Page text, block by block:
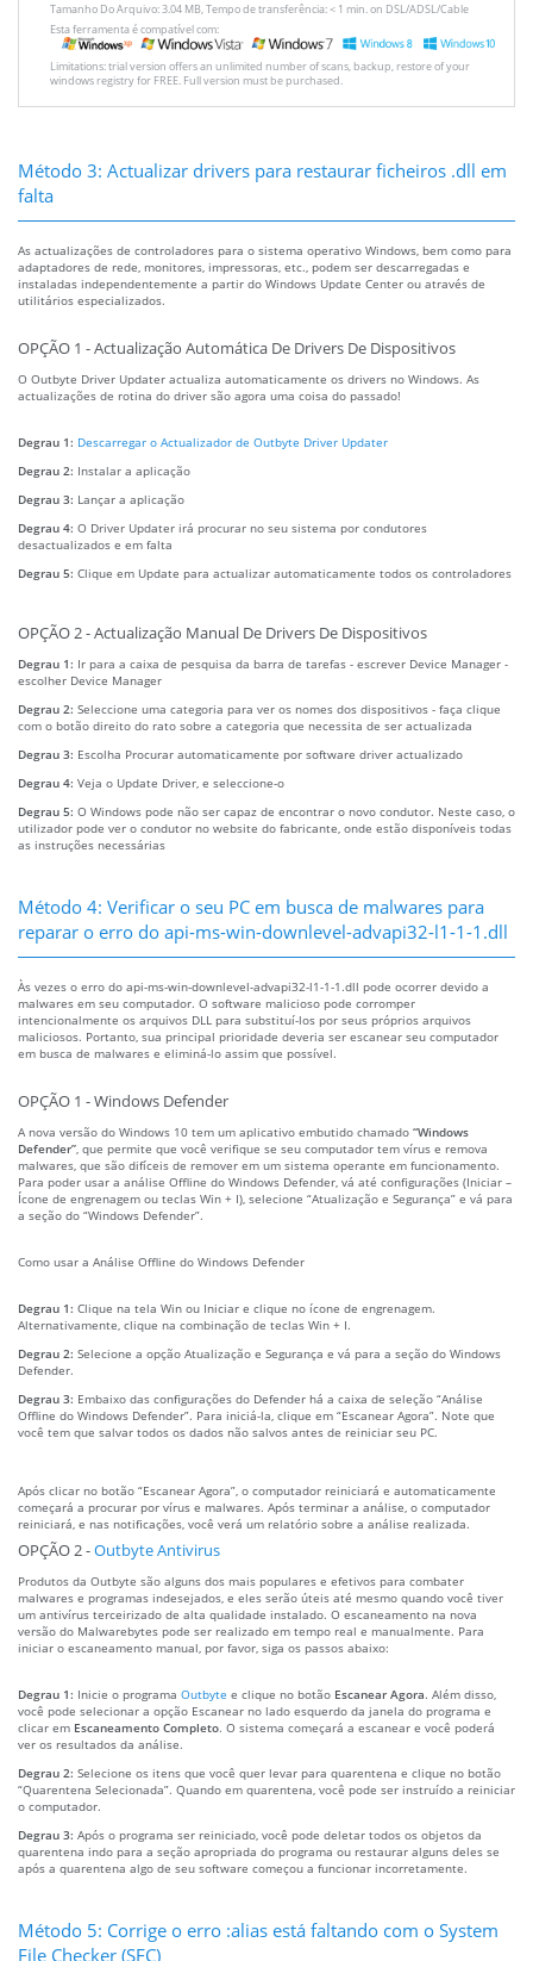
Tamanho Do Arquivo: 3.04 MB, Tempo de transferência: < 1 min. on DSL/ADSL/Cable
Esta ferramenta é compatível com:
Limitations: trial version offers an unlimited number of scans, backup, restore of your
windows registry for FREE. Full version must be purchased.
Método 3: Actualizar drivers para restaurar ficheiros .dll em
falta
As actualizações de controladores para o sistema operativo Windows, bem como para
adaptadores de rede, monitores, impressoras, etc., podem ser descarregadas e
instaladas independentemente a partir do Windows Update Center ou através de
utilitários especializados.
OPÇÃO 1 - Actualização Automática De Drivers De Dispositivos
O Outbyte Driver Updater actualiza automaticamente os drivers no Windows. As
actualizações de rotina do driver são agora uma coisa do passado!
Degrau 1: Descarregar o Actualizador de Outbyte Driver Updater
Degrau 2: Instalar a aplicação
Degrau 3: Lançar a aplicação
Degrau 4: O Driver Updater irá procurar no seu sistema por condutores
desactualizados e em falta
Degrau 5: Clique em Update para actualizar automaticamente todos os controladores
OPÇÃO 2 - Actualização Manual De Drivers De Dispositivos
Degrau 1: Ir para a caixa de pesquisa da barra de tarefas - escrever Device Manager -
escolher Device Manager
Degrau 2: Seleccione uma categoria para ver os nomes dos dispositivos - faça clique
com o botão direito do rato sobre a categoria que necessita de ser actualizada
Degrau 3: Escolha Procurar automaticamente por software driver actualizado
Degrau 4: Veja o Update Driver, e seleccione-o
Degrau 5: O Windows pode não ser capaz de encontrar o novo condutor. Neste caso, o
utilizador pode ver o condutor no website do fabricante, onde estão disponíveis todas
as instruções necessárias
Método 4: Verificar o seu PC em busca de malwares para
reparar o erro do api-ms-win-downlevel-advapi32-l1-1-1.dll
Às vezes o erro do api-ms-win-downlevel-advapi32-l1-1-1.dll pode ocorrer devido a
malwares em seu computador. O software malicioso pode corromper
intencionalmente os arquivos DLL para substituí-los por seus próprios arquivos
maliciosos. Portanto, sua principal prioridade deveria ser escanear seu computador
em busca de malwares e eliminá-lo assim que possível.
OPÇÃO 1 - Windows Defender
A nova versão do Windows 10 tem um aplicativo embutido chamado “Windows
Defender” , que permite que você verifique se seu computador tem vírus e remova
malwares, que são difíceis de remover em um sistema operante em funcionamento.
Para poder usar a análise Offline do Windows Defender, vá até configurações (Iniciar –
Ícone de engrenagem ou teclas Win + I), selecione “Atualização e Segurança” e vá para
a seção do “Windows Defender”.
Como usar a Análise Offline do Windows Defender
Degrau 1: Clique na tela Win ou Iniciar e clique no ícone de engrenagem.
Alternativamente, clique na combinação de teclas Win + I.
Degrau 2: Selecione a opção Atualização e Segurança e vá para a seção do Windows
Defender.
Degrau 3: Embaixo das configurações do Defender há a caixa de seleção “Análise
Offline do Windows Defender”. Para iniciá-la, clique em “Escanear Agora”. Note que
você tem que salvar todos os dados não salvos antes de reiniciar seu PC.
Após clicar no botão “Escanear Agora”, o computador reiniciará e automaticamente
começará a procurar por vírus e malwares. Após terminar a análise, o computador
reiniciará, e nas notificações, você verá um relatório sobre a análise realizada.
OPÇÃO 2 -Outbyte Antivirus
Produtos da Outbyte são alguns dos mais populares e efetivos para combater
malwares e programas indesejados, e eles serão úteis até mesmo quando você tiver
um antivírus terceirizado de alta qualidade instalado. O escaneamento na nova
versão do Malwarebytes pode ser realizado em tempo real e manualmente. Para
iniciar o escaneamento manual, por favor, siga os passos abaixo:
Degrau 1: Inicie o programa Outbyte e clique no botão Escanear Agora. Além disso,
você pode selecionar a opção Escanear no lado esquerdo da janela do programa e
clicar em Escaneamento Completo. O sistema começará a escanear e você poderá
ver os resultados da análise.
Degrau 2: Selecione os itens que você quer levar para quarentena e clique no botão
“Quarentena Selecionada”. Quando em quarentena, você pode ser instruído a reiniciar
o computador.
Degrau 3: Após o programa ser reiniciado, você pode deletar todos os objetos da
quarentena indo para a seção apropriada do programa ou restaurar alguns deles se
após a quarentena algo de seu software começou a funcionar incorretamente.
Método 5: Corrige o erro :alias está faltando com o System
File Checker (SFC)